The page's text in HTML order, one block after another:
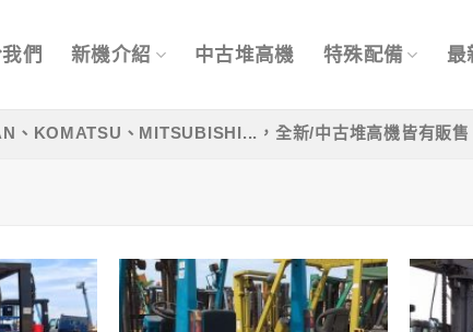
們 新機介紹 中古堆高機 特殊配備 最
、KOMATSU、MITSUBISHI...，全新/中古堆高機皆有販售